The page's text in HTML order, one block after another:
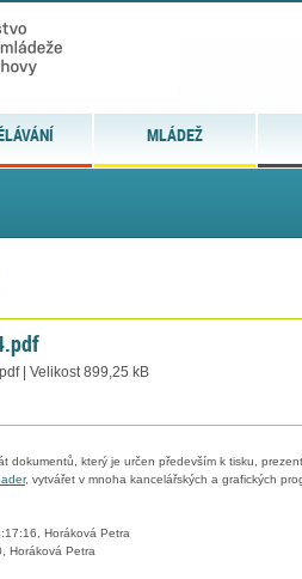
MLÁDEŽ
| Velikost 899,25 kB
dokumentů, který je určen především k tisku,
, vytvářet v mnoha kancelářských a grafických
Horáková Petra
Horáková Petra